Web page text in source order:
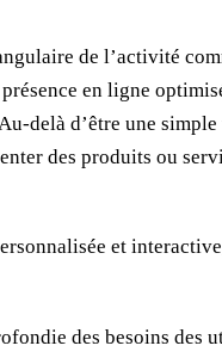
de l’activité
en ligne
delà d’être une
des produits ou
et
des besoins des